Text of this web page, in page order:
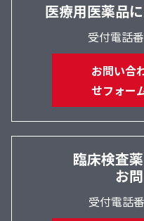
医療用医薬品
受付電話
お問い合
せフォー
臨床検査
お
受付電話